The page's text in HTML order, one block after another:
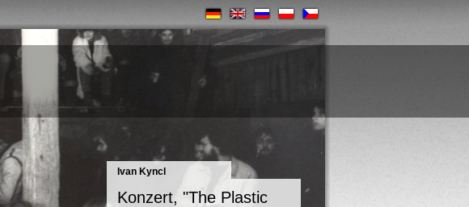
Ivan Kyncl
Konzert, "The Plastic